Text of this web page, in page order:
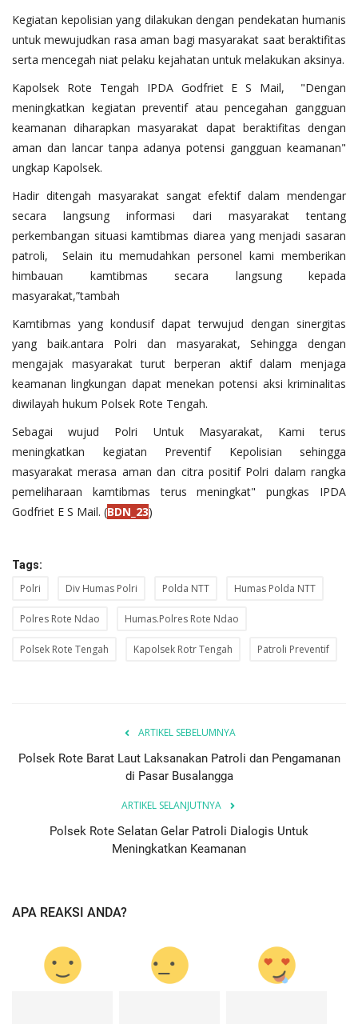
Kegiatan kepolisian yang dilakukan dengan pendekatan humanis
untuk mewujudkan rasa aman bagi masyarakat saat beraktifitas
serta mencegah niat pelaku kejahatan untuk melakukan aksinya.
Kapolsek Rote Tengah IPDA Godfriet E S Mail, "Dengan
meningkatkan kegiatan preventif atau pencegahan gangguan
keamanan diharapkan masyarakat dapat beraktifitas dengan
aman dan lancar tanpa adanya potensi gangguan keamanan"
ungkap Kapolsek.
Hadir ditengah masyarakat sangat efektif dalam mendengar
secara langsung informasi dari masyarakat tentang
perkembangan situasi kamtibmas diarea yang menjadi sasaran
patroli, Selain itu memudahkan personel kami memberikan
himbauan kamtibmas secara langsung kepada
masyarakat,”tambah
Kamtibmas yang kondusif dapat terwujud dengan sinergitas
yang baik.antara Polri dan masyarakat, Sehingga dengan
mengajak masyarakat turut berperan aktif dalam menjaga
keamanan lingkungan dapat menekan potensi aksi kriminalitas
diwilayah hukum Polsek Rote Tengah.
Sebagai wujud Polri Untuk Masyarakat, Kami terus
meningkatkan kegiatan Preventif Kepolisian sehingga
masyarakat merasa aman dan citra positif Polri dalam rangka
pemeliharaan kamtibmas terus meningkat" pungkas IPDA
Godfriet E S Mail. (BDN_23)
Tags:
Polri Div Humas Polri Polda NTT Humas Polda NTT
Polres Rote Ndao Humas.Polres Rote Ndao
Polsek Rote Tengah Kapolsek Rotr Tengah Patroli Preventif
ARTIKEL SEBELUMNYA
Polsek Rote Barat Laut Laksanakan Patroli dan Pengamanan
di Pasar Busalangga
ARTIKEL SELANJUTNYA
Polsek Rote Selatan Gelar Patroli Dialogis Untuk
Meningkatkan Keamanan
APA REAKSI ANDA?